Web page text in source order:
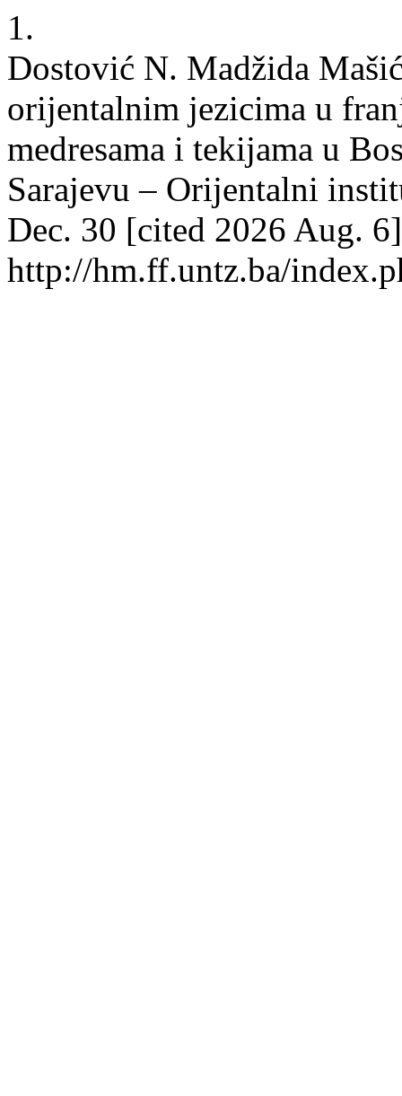
1.
Dostović N. Madžida
orijentalnim jezicima u
medresama i tekijama u
Sarajevu – Orijentalni
Dec. 30 [cited 2026 Aug.
http://hm.ff.untz.ba/